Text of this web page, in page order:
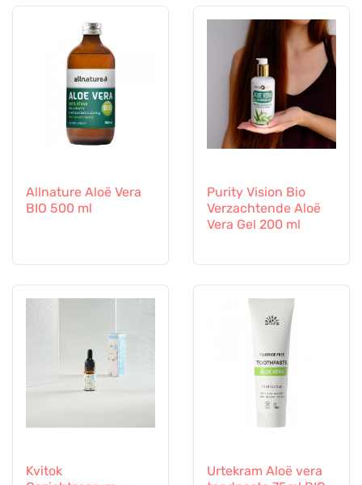
Allnature Aloë Vera
BIO 500 ml
Purity Vision Bio
Verzachtende Aloë
Vera Gel 200 ml
Kvitok
Urtekram Aloë vera